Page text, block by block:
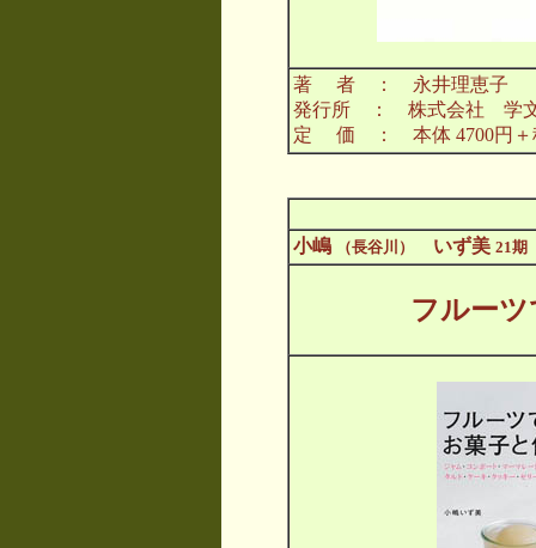
著 者 ： 永井理恵子
発行所 ： 株式会社 学
定 価 ： 本体 4700円＋
小嶋 （長谷川） いず美 21期
フルー